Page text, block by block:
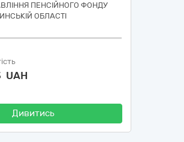
ПЕНСІЙНОГО ФОНДУ
ОБЛАСТІ
UAH
Дивитись